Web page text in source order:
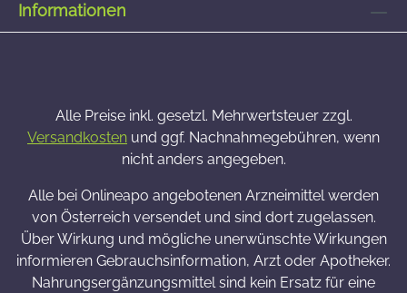
Informationen
Alle Preise inkl. gesetzl. Mehrwertsteuer zzgl.
Versandkosten und ggf. Nachnahmegebühren, wenn
nicht anders angegeben.
Alle bei Onlineapo angebotenen Arzneimittel werden
von Österreich versendet und sind dort zugelassen.
Über Wirkung und mögliche unerwünschte Wirkungen
informieren Gebrauchsinformation, Arzt oder Apotheker.
Nahrungsergänzungsmittel sind kein Ersatz für eine